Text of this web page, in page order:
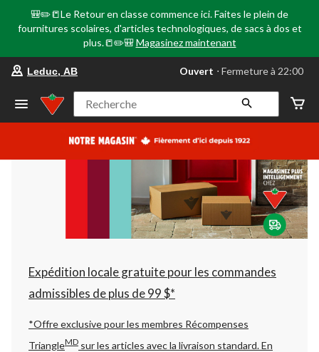
🎒✏️📒Le Retour en classe commence ici. Faites le plein de
fournitures scolaires, d'articles technologiques, de sacs à dos et
plus.📒✏️🎒 Magasinez maintenant
votre
préféré
Leduc,
AB,
courament
Fermeture
à
22:00
cliquer
pour
changer
Leduc, AB Ouvert ⋅ Fermeture à 22:00
Recherche
Expédition locale gratuite pour les commandes
admissibles de plus de 99 $*
*Offre exclusive pour les membres Récompenses
TriangleMD sur les articles avec la livraison standard.En